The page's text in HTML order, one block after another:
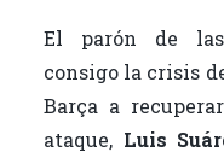
El parón de
consigo la crisis
Barça a
ataque, Luis